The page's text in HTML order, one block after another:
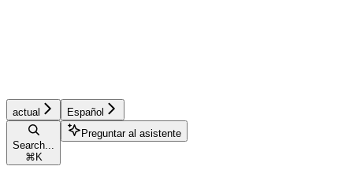
actual Español
Search...
⌘ K
Preguntar al asistente